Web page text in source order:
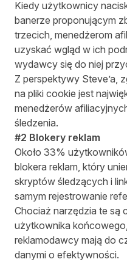
Kiedy użytkownicy
banerze proponującym
trzecich, menedżerom
uzyskać wgląd w ich
wydawcy się do niej
Z perspektywy Steve’a,
na pliki cookie jest
menedżerów
śledzenia.
#2 Blokery reklam
Około 33%
blokera reklam , który
skryptów śledzących i
samym rejestrowanie
Chociaż narzędzia te są
użytkownika
reklamodawcy mają do
danymi o efektywności.